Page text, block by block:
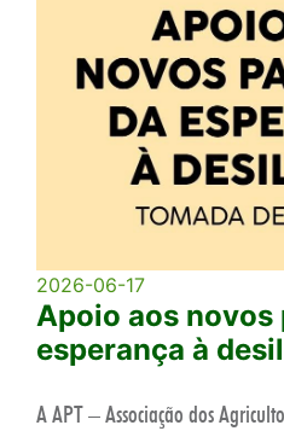
2026-06-17
Apoio aos novos
esperança à
A APT – Associação dos